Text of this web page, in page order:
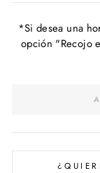
*Si desea una
opción "Recojo